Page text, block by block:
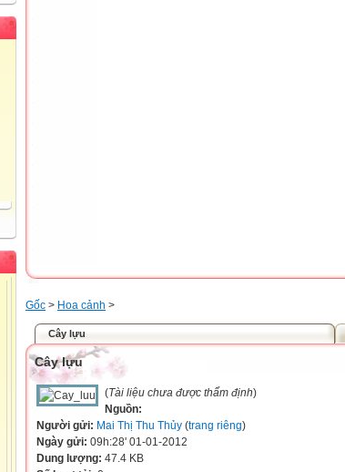
Gốc > Hoa cảnh >
Cây lựu
Cây lựu
(Tài liệu chưa được thẩm định)
Nguồn:
Người gửi: Mai Thị Thu Thủy (trang riêng)
Ngày gửi: 09h:28' 01-01-2012
Dung lượng: 47.4 KB